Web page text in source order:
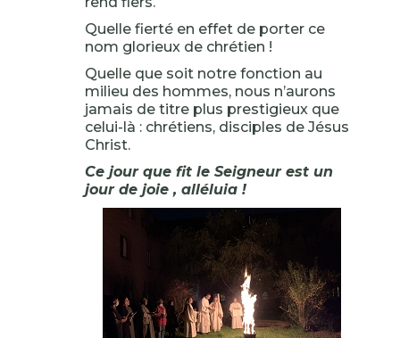
Quelle fierté en effet de porter ce
nom glorieux de chrétien !
Quelle que soit notre fonction au
milieu des hommes, nous n’aurons
jamais de titre plus prestigieux que
celui-là : chrétiens, disciples de Jésus
Christ.
Ce jour que fit le Seigneur est un
jour de joie , alléluia !